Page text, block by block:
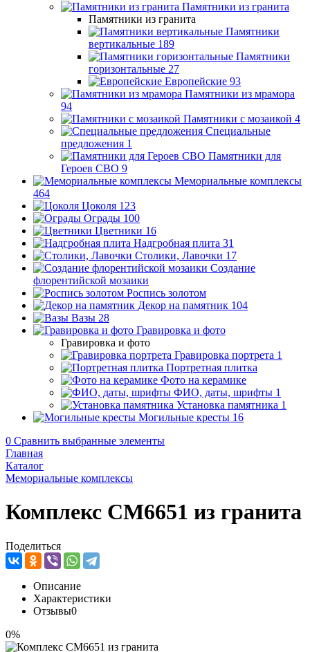
Памятники из гранита
Памятники из гранита
Памятники
вертикальные 189
Памятники
горизонтальные 27
Европейские 93
Памятники из мрамора
94
Памятники с мозаикой 4
Специальные
предложения 1
Памятники для
Героев СВО 9
Мемориальные комплексы
464
Цоколя 123
Ограды 100
Цветники 16
Надгробная плита 31
Столики, Лавочки 17
Создание
флорентийской мозаики
Роспись золотом
Декор на памятник 104
Вазы 28
Гравировка и фото
Гравировка и фото
Гравировка портрета 1
Портретная плитка
Фото на керамике
ФИО, даты, шрифты 1
Установка памятника 1
Могильные кресты 16
0 Сравнить выбранные элементы
Главная
Каталог
Мемориальные комплексы
Комплекс CM6651 из гранита
Поделиться
Описание
Характеристики
Отзывы0
0%